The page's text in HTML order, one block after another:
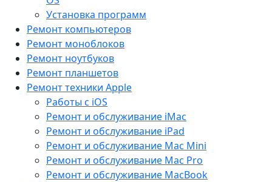
Установка программ
Ремонт компьютеров
Ремонт моноблоков
Ремонт ноутбуков
Ремонт планшетов
Ремонт техники Apple
Работы с iOS
Ремонт и обслуживание iMac
Ремонт и обслуживание iPad
Ремонт и обслуживание Mac Mini
Ремонт и обслуживание Mac Pro
Ремонт и обслуживание MacBook